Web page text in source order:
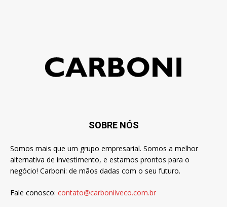
SOBRE NÓS
Somos mais que um grupo empresarial. Somos a melhor
alternativa de investimento, e estamos prontos para o
negócio! Carboni: de mãos dadas com o seu futuro.
Fale conosco: contato@carboniiveco.com.br